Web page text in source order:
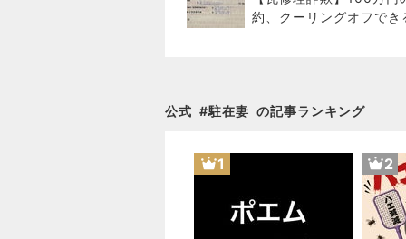
約、クーリングオフでき
公式 #駐在妻 の記事ランキング
1 2